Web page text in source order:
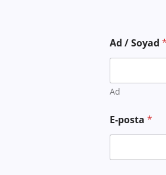
Ad / Soyad *
Ad
E-posta *